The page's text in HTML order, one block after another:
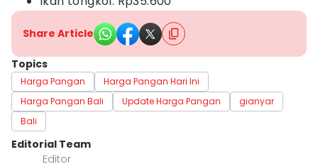
Share Article
Topics
Harga Pangan
Harga Pangan Hari Ini
Harga Pangan Bali
Update Harga Pangan
gianyar
Bali
Editorial Team
Editor